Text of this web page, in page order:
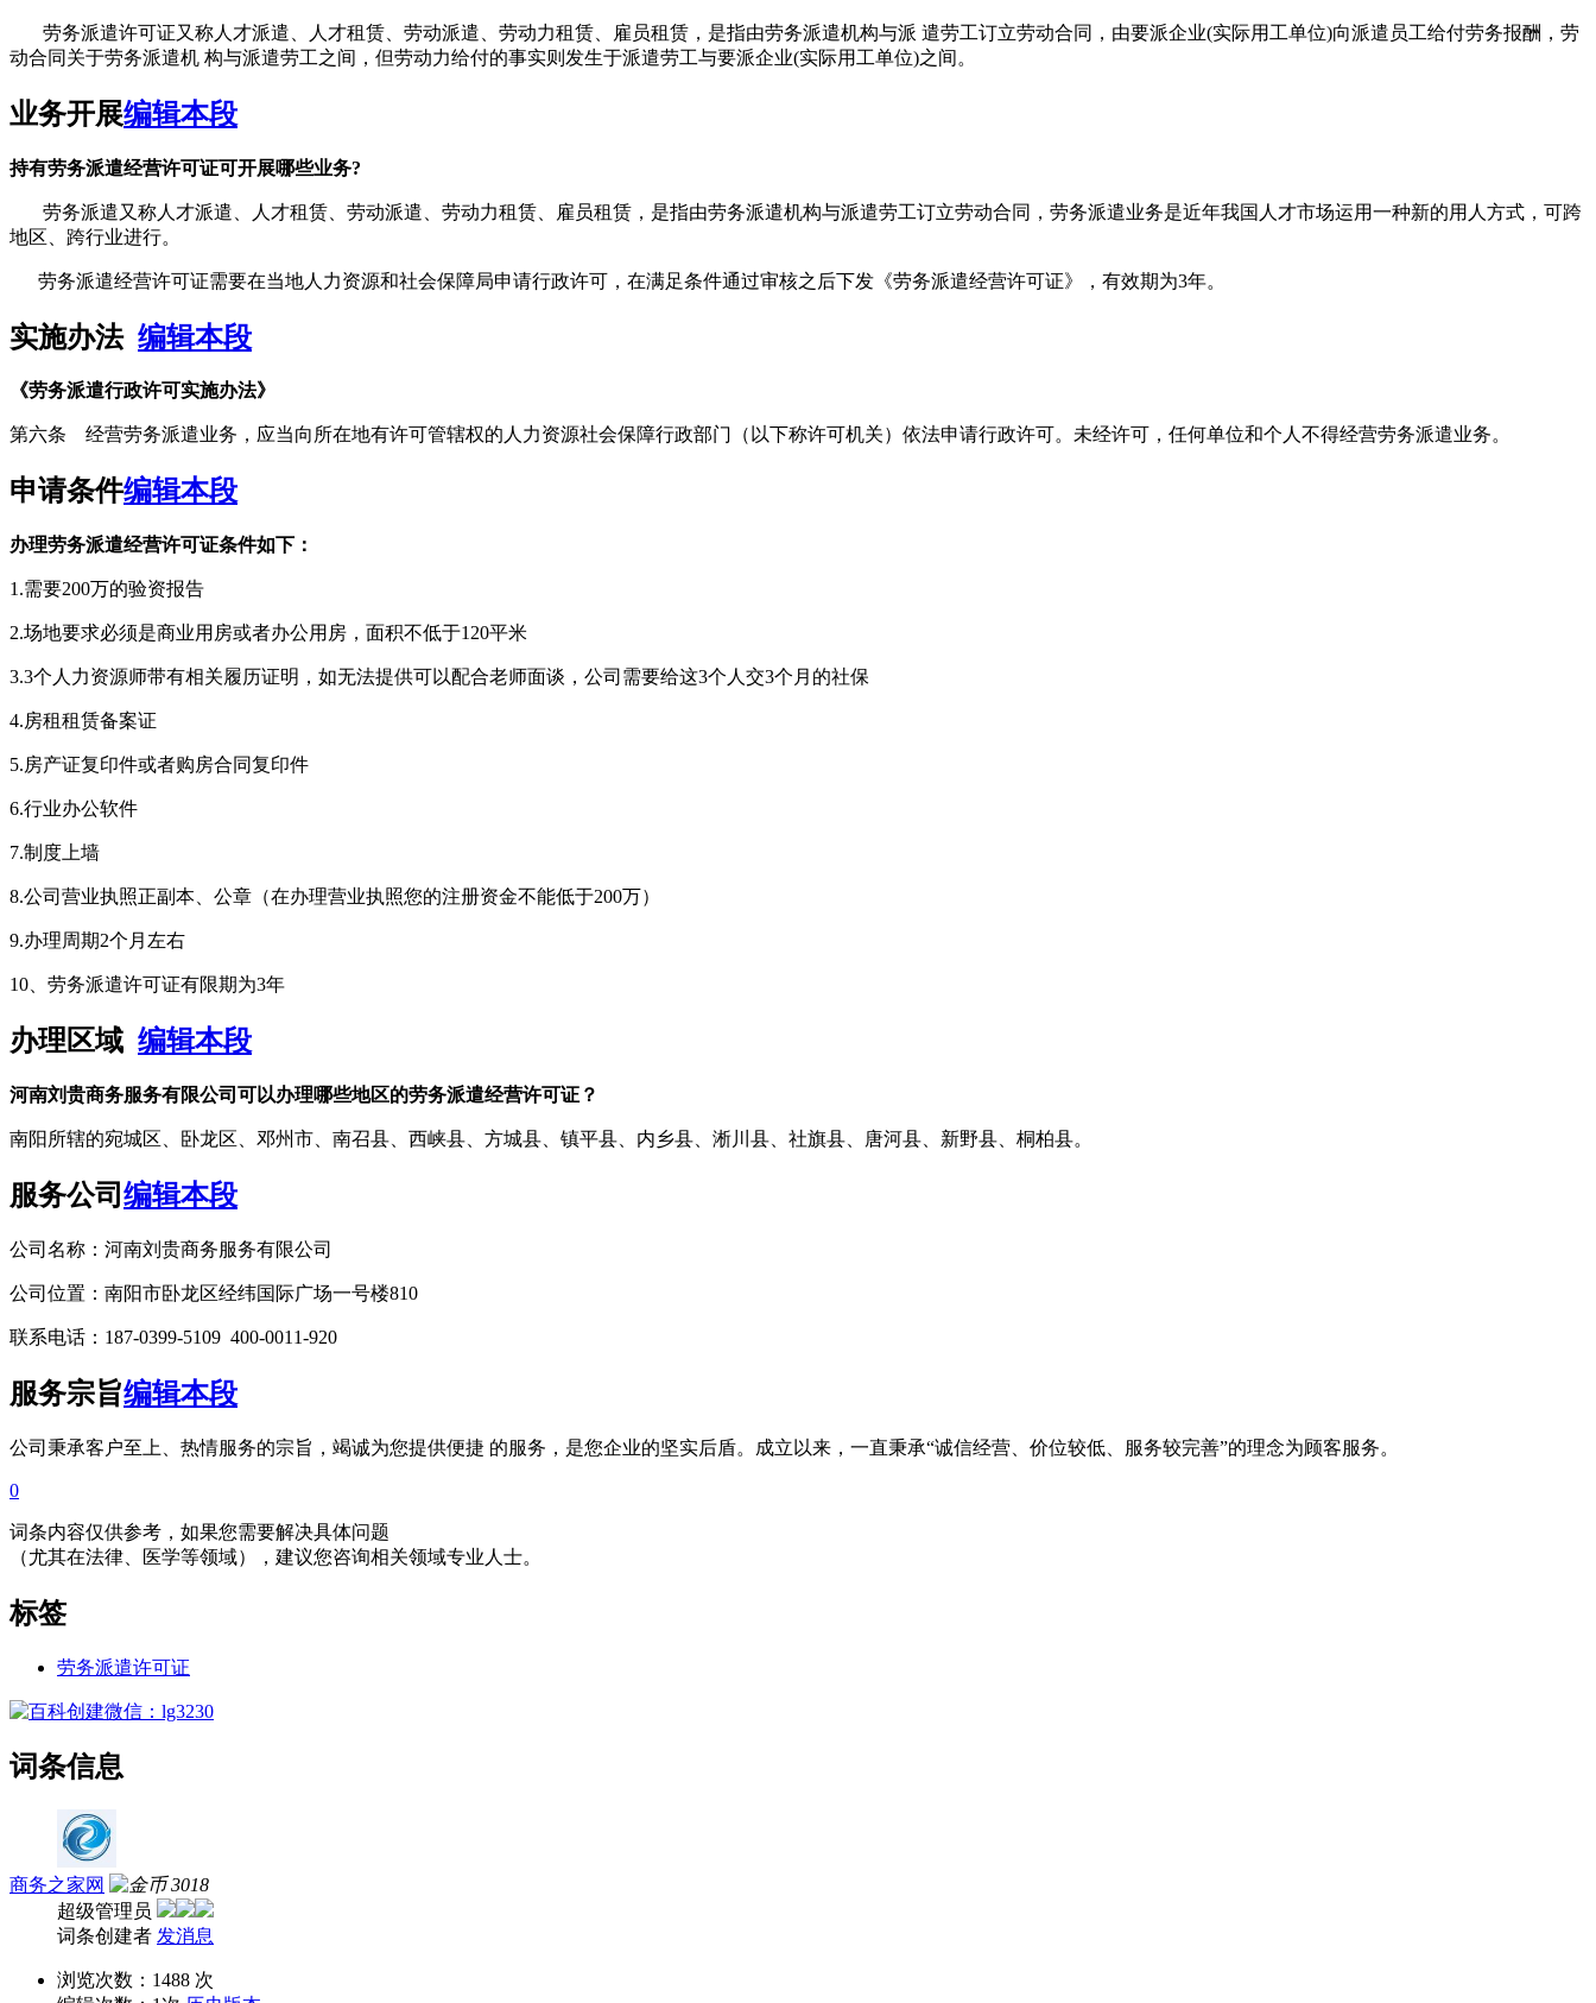
劳务派遣许可证又称人才派遣、人才租赁、劳动派遣、劳动力租赁、雇员租赁，是指由劳务派遣机构与派 遣劳工订立劳动合同，由要派企业(实际用工单位)向派遣员工给付劳务报酬，劳
动合同关于劳务派遣机 构与派遣劳工之间，但劳动力给付的事实则发生于派遣劳工与要派企业(实际用工单位)之间。
业务开展编辑本段
持有劳务派遣经营许可证可开展哪些业务?
劳务派遣又称人才派遣、人才租赁、劳动派遣、劳动力租赁、雇员租赁，是指由劳务派遣机构与派遣劳工订立劳动合同，劳务派遣业务是近年我国人才市场运用一种新的用人方式，可跨
地区、跨行业进行。
劳务派遣经营许可证需要在当地人力资源和社会保障局申请行政许可，在满足条件通过审核之后下发《劳务派遣经营许可证》，有效期为3年。
实施办法 编辑本段
《劳务派遣行政许可实施办法》
第六条 经营劳务派遣业务，应当向所在地有许可管辖权的人力资源社会保障行政部门（以下称许可机关）依法申请行政许可。未经许可，任何单位和个人不得经营劳务派遣业务。
申请条件编辑本段
办理劳务派遣经营许可证条件如下：
1.需要200万的验资报告
2.场地要求必须是商业用房或者办公用房，面积不低于120平米
3.3个人力资源师带有相关履历证明，如无法提供可以配合老师面谈，公司需要给这3个人交3个月的社保
4.房租租赁备案证
5.房产证复印件或者购房合同复印件
6.行业办公软件
7.制度上墙
8.公司营业执照正副本、公章（在办理营业执照您的注册资金不能低于200万）
9.办理周期2个月左右
10、劳务派遣许可证有限期为3年
办理区域 编辑本段
河南刘贵商务服务有限公司可以办理哪些地区的劳务派遣经营许可证？
南阳所辖的宛城区、卧龙区、邓州市、南召县、西峡县、方城县、镇平县、内乡县、淅川县、社旗县、唐河县、新野县、桐柏县。
服务公司编辑本段
公司名称：河南刘贵商务服务有限公司
公司位置：南阳市卧龙区经纬国际广场一号楼810
联系电话：187-0399-5109 400-0011-920
服务宗旨编辑本段
公司秉承客户至上、热情服务的宗旨，竭诚为您提供便捷 的服务，是您企业的坚实后盾。成立以来，一直秉承“诚信经营、价位较低、服务较完善”的理念为顾客服务。
0
词条内容仅供参考，如果您需要解决具体问题
（尤其在法律、医学等领域），建议您咨询相关领域专业人士。
标签
劳务派遣许可证
词条信息
商务之家网
3018
超级管理员
词条创建者 发消息
浏览次数： 1488 次